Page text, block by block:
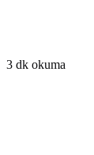
3 dk okuma